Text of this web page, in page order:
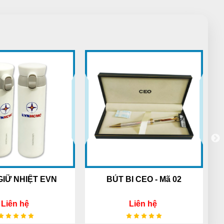
Lương Văn Hồ
Mọi người đến thử nhé, hàng bên đây
đúng đẹp, chất lượng và giá tốt
TP
Thiên Phước
Chuyên nghiệp lắm
NHIỆT EVN
Liên hệ
BÚT BI CEO - Mã 02
Liên hệ